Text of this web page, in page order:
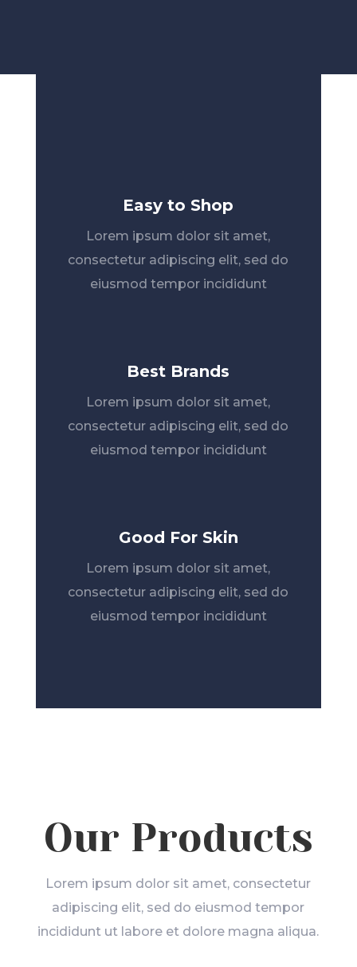
Easy to Shop
Lorem ipsum dolor sit amet,
consectetur adipiscing elit, sed do
eiusmod tempor incididunt
Best Brands
Lorem ipsum dolor sit amet,
consectetur adipiscing elit, sed do
eiusmod tempor incididunt
Good For Skin
Lorem ipsum dolor sit amet,
consectetur adipiscing elit, sed do
eiusmod tempor incididunt
Our Products
Lorem ipsum dolor sit amet, consectetur
adipiscing elit, sed do eiusmod tempor
incididunt ut labore et dolore magna aliqua.